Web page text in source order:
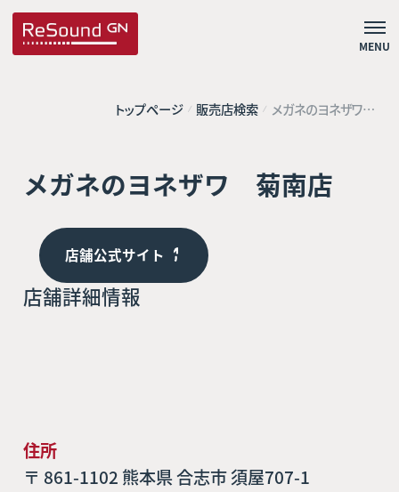
MENU
トップページ 販売店検索 メガネのヨネザワ
菊南店
メガネのヨネザワ 菊南店
店舗公式サイト
店舗詳細情報
住所
〒 861-1102 熊本県 合志市 須屋707-1